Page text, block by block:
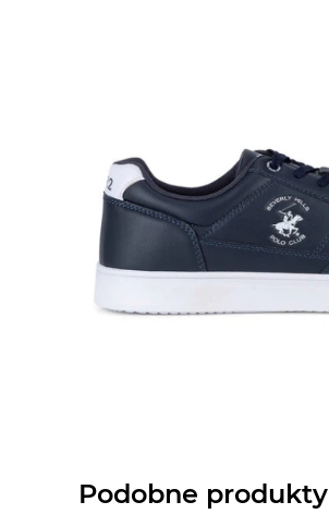
Podobne produkty